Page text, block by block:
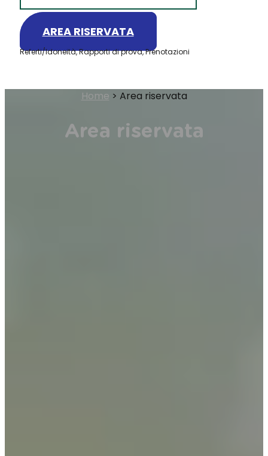
AREA RISERVATA
Referti/Idoneità, Rapporti di prova, Prenotazioni
Home > Area riservata
Area riservata